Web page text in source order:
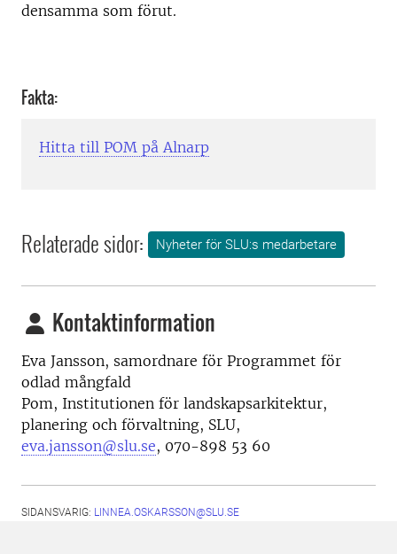
densamma som förut.
Fakta:
Hitta till POM på Alnarp
Relaterade sidor: Nyheter för SLU:s medarbetare
Kontaktinformation
Eva Jansson, samordnare för Programmet för
odlad mångfald
Pom, Institutionen för landskapsarkitektur,
planering och förvaltning, SLU,
eva.jansson@slu.se, 070-898 53 60
SIDANSVARIG: LINNEA.OSKARSSON@SLU.SE